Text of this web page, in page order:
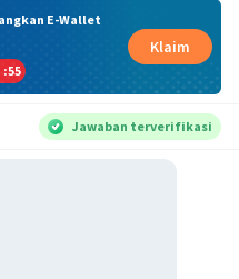
E-Wallet
:54
Klaim
Jawaban terverifikasi